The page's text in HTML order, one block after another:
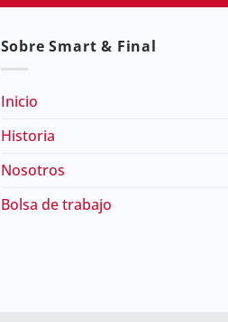
Sobre Smart & Final
Inicio
Historia
Nosotros
Bolsa de trabajo